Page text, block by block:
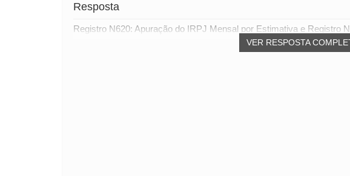
Resposta
VER RESPOSTA
Registro N620: Apuração do IRPJ Mensal por Estimativa e Registro